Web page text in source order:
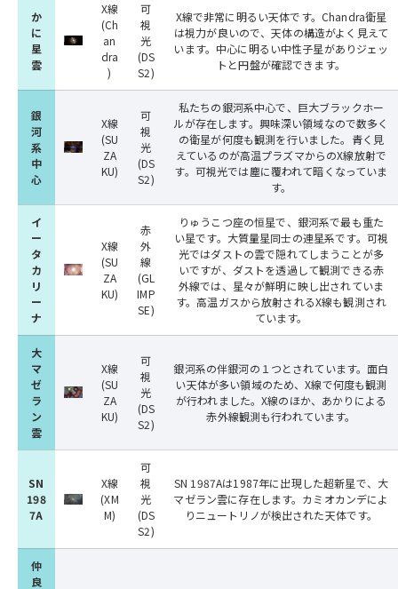
か
に
星
雲
X線
(Ch
an
dra
)
可
視
光
(DS
S2)
X線で非常に明るい天体です。Chandra衛星
は視力が良いので、天体の構造がよく見えて
います。中心に明るい中性子星がありジェッ
トと円盤が確認できます。
銀
河
系
中
心
X線
(SU
ZA
KU)
可
視
光
(DS
S2)
私たちの銀河系中心で、巨大ブラックホー
ルが存在します。興味深い領域なので数多く
の衛星が何度も観測を行いました。青く見
えているのが高温プラズマからのX線放射で
す。可視光では塵に覆われて暗くなっていま
す。
イ
ー
タ
カ
リ
ー
ナ
X線
(SU
ZA
KU)
赤
外
線
(GL
IMP
SE)
りゅうこつ座の恒星で、銀河系で最も重た
い星です。大質量星同士の連星系です。可視
光ではダストの雲で隠れてしまうことが多
いですが、ダストを透過して観測できる赤
外線では、星々が鮮明に映し出されていま
す。高温ガスから放射されるX線も観測され
ています。
大
マ
ゼ
ラ
ン
雲
X線
(SU
ZA
KU)
可
視
光
(DS
S2)
銀河系の伴銀河の１つとされています。面白
い天体が多い領域のため、X線で何度も観測
が行われました。X線のほか、あかりによる
赤外線観測も行われています。
SN
198
7A
X線
(XM
M)
可
視
光
(DS
S2)
SN 1987Aは1987年に出現した超新星で、大
マゼラン雲に存在します。カミオカンデによ
りニュートリノが検出された天体です。
仲
良